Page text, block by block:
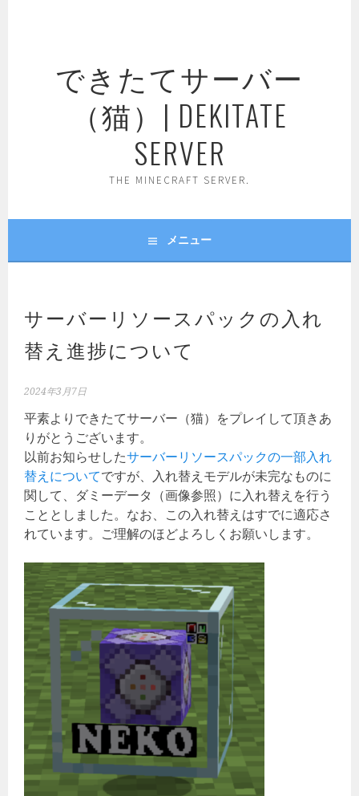
できたてサーバー
（猫）| DEKITATE
SERVER
THE MINECRAFT SERVER.
メニュー
サーバーリソースパックの入れ
替え進捗について
2024年3月7日
平素よりできたてサーバー（猫）をプレイして頂きあ
りがとうございます。
以前お知らせしたサーバーリソースパックの一部入れ
替えについてですが、入れ替えモデルが未完なものに
関して、ダミーデータ（画像参照）に入れ替えを行う
こととしました。なお、この入れ替えはすでに適応さ
れています。ご理解のほどよろしくお願いします。